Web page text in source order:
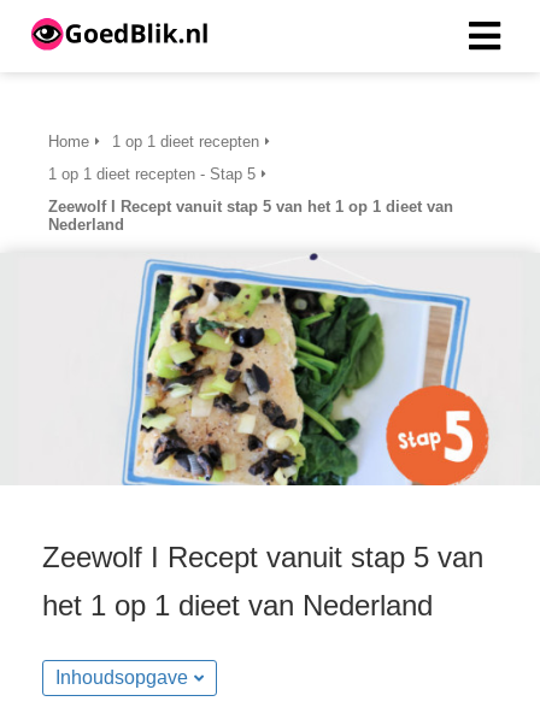
Home
1 op 1 dieet recepten
1 op 1 dieet recepten - Stap 5
Zeewolf I Recept vanuit stap 5 van het 1 op 1 dieet van
Nederland
Zeewolf I Recept vanuit stap 5 van
het 1 op 1 dieet van Nederland
Inhoudsopgave
beleid
kan de